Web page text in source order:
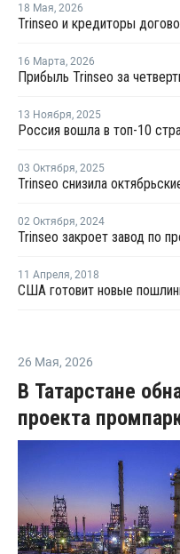
18 Мая, 2026
16 Марта, 2026
13 Ноября, 2025
03 Октября, 2025
Trinseo снизила
02 Октября, 2024
11 Апреля, 2018
США готовит новые
26 Мая, 2026
В Татарстане
проекта